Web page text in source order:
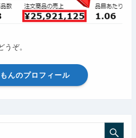
うぞ。
んのプロフィール